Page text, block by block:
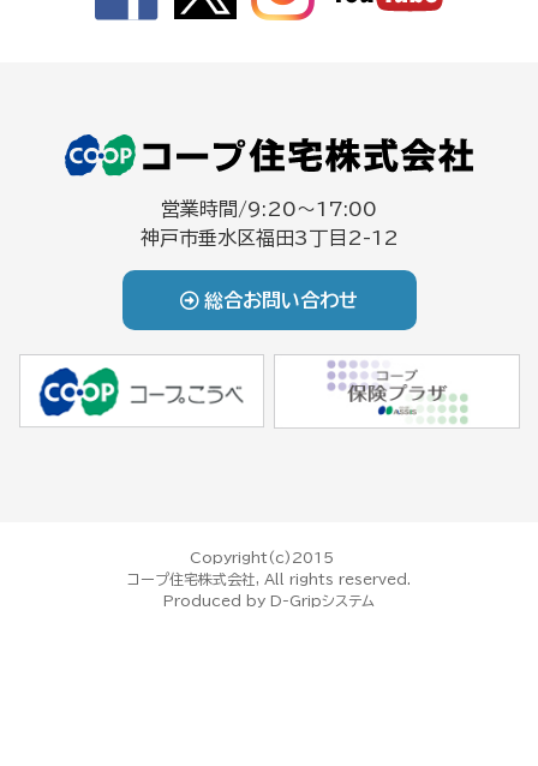
営業時間/9:20～17:00
神戸市垂水区福田3丁目2-12
総合お問い合わせ
Copyright(c)2015
コープ住宅株式会社, All rights reserved.
Produced by D-Gripシステム